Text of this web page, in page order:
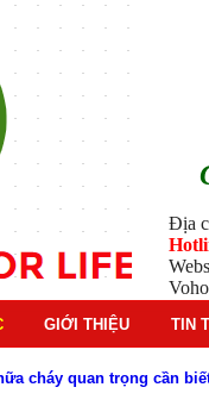
Địa
GIỚI THIỆU TIN
cháy quan trọng cần